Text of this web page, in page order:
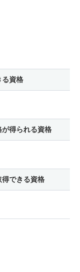
る資格
得られる資格
できる資格